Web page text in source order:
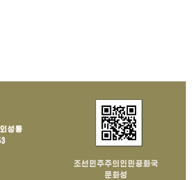
성동
조선민주주의인민공화국
문화성